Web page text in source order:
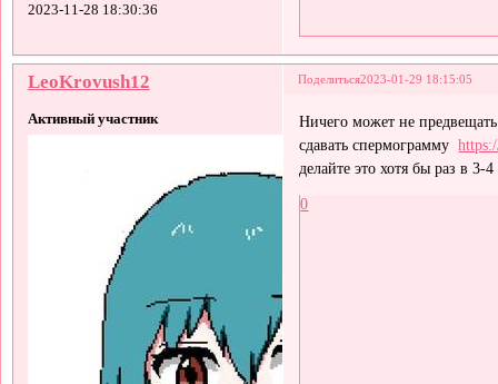
2023-11-28 18:30:36
Поделиться2023-01-29 18:15:05
LeoKrovush12
Активный участник
Ничего может не предвещать
сдавать спермограмму
делайте это хотя бы раз в 3-
0